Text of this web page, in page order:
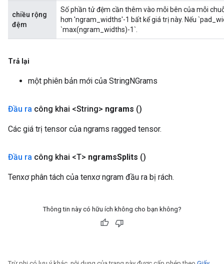
chiều rộng
đệm
Số phần tử đệm cần thêm vào mỗi bên của mỗi
hơn 'ngram_widths'-1 bất kể giá trị này. Nếu
`max(ngram_widths)-1`.
Trả lại
một phiên bản mới của StringNGrams
Đầu ra công khai <String> ngrams ()
Các giá trị tensor của ngrams ragged tensor.
Đầu ra công khai <T> ngramsSplits ()
Tenxơ phân tách của tenxơ ngram đầu ra bị rách.
Thông tin này có hữu ích không cho bạn không?